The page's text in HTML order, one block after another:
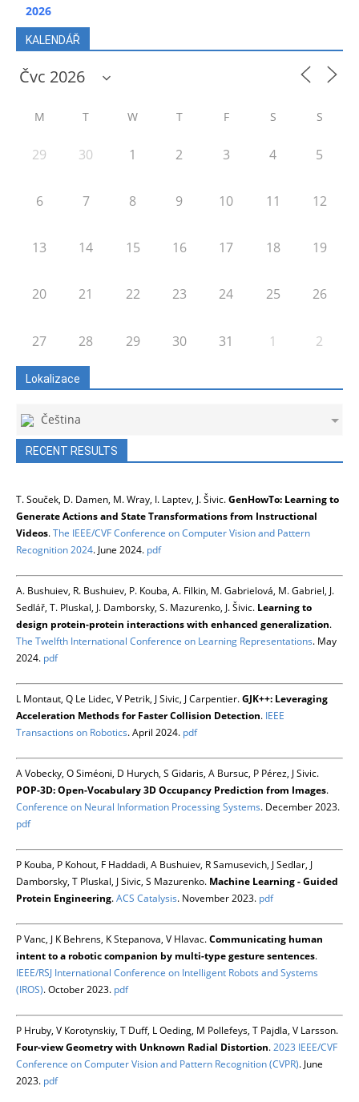
2026
KALENDÁŘ
M T W T F S S
29 30 1 2 3 4 5
6 7 8 9 10 11 12
13 14 15 16 17 18 19
20 21 22 23 24 25 26
27 28 29 30 31 1 2
Lokalizace
Čeština
RECENT RESULTS
T. Souček, D. Damen, M. Wray, I. Laptev, J. Šivic.GenHowTo: Learning to
Generate Actions and State Transformations from Instructional
Videos.The IEEE/CVF Conference on Computer Vision and Pattern
Recognition 2024. June 2024. pdf
A. Bushuiev, R. Bushuiev, P. Kouba, A. Filkin, M. Gabrielová, M. Gabriel, J.
Sedlář, T. Pluskal, J. Damborsky, S. Mazurenko, J. Šivic. Learning to
design protein-protein interactions with enhanced generalization.
The Twelfth International Conference on Learning Representations. May
2024. pdf
L Montaut, Q Le Lidec, V Petrik, J Sivic, J Carpentier.GJK++: Leveraging
Acceleration Methods for Faster Collision Detection. IEEE
Transactions on Robotics. April 2024. pdf
A Vobecky, O Siméoni, D Hurych, S Gidaris, A Bursuc, P Pérez, J Sivic.
POP-3D: Open-Vocabulary 3D Occupancy Prediction from Images.
Conference on Neural Information Processing Systems. December 2023.
pdf
P Kouba, P Kohout, F Haddadi, A Bushuiev, R Samusevich, J Sedlar, J
Damborsky, T Pluskal, J Sivic, S Mazurenko. Machine Learning - Guided
Protein Engineering.ACS Catalysis. November 2023. pdf
P Vanc, J K Behrens, K Stepanova, V Hlavac.Communicating human
intent to a robotic companion by multi-type gesture sentences.
IEEE/RSJ International Conference on Intelligent Robots and Systems
(IROS). October 2023. pdf
P Hruby, V Korotynskiy, T Duff, L Oeding, M Pollefeys, T Pajdla, V Larsson.
Four-view Geometry with Unknown Radial Distortion.2023 IEEE/CVF
Conference on Computer Vision and Pattern Recognition (CVPR). June
2023. pdf